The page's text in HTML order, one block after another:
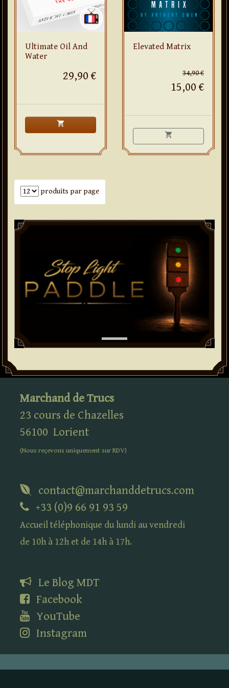
Ultimate Oil And
Water
29,90 €
shopping_cart
Elevated Matrix
34,90 €
15,00 €
shopping_cart
Nombre de produits par page
produits par page
Paddle
Marchand de Trucs
23 cours de Chazelles
56100 Lorient
(Nous reçevons uniquement surRDV)
contact@marchanddetrucs.com
+33 (0)9 66 91 93 59
Accueil téléphonique du lundi au vendredi
de 10h à 12h et de 14h à 17h.
Le Blog MDT
Facebook
YouTube
Instagram